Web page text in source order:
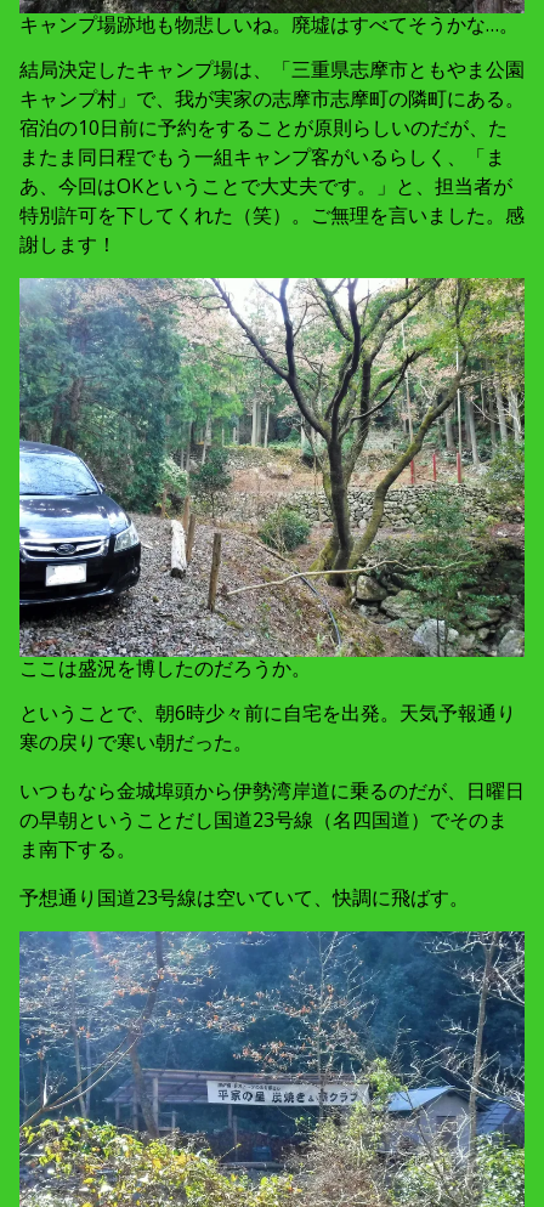
キャンプ場跡地も物悲しいね。廃墟はすべてそうかな…。
結局決定したキャンプ場は、「三重県志摩市ともやま公園
キャンプ村」で、我が実家の志摩市志摩町の隣町にある。
宿泊の10日前に予約をすることが原則らしいのだが、た
またま同日程でもう一組キャンプ客がいるらしく、「ま
あ、今回はOKということで大丈夫です。」と、担当者が
特別許可を下してくれた（笑）。ご無理を言いました。感
謝します！
ここは盛況を博したのだろうか。
ということで、朝6時少々前に自宅を出発。天気予報通り
寒の戻りで寒い朝だった。
いつもなら金城埠頭から伊勢湾岸道に乗るのだが、日曜日
の早朝ということだし国道23号線（名四国道）でそのま
ま南下する。
予想通り国道23号線は空いていて、快調に飛ばす。